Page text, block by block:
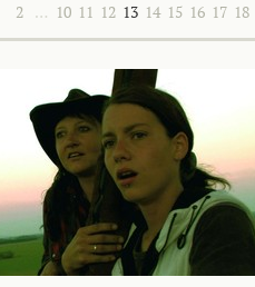
2 … 10 11 12 13 14 15 16 17 18